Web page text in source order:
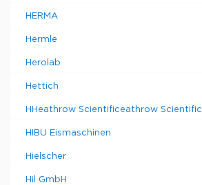
HERMA
Hermle
Herolab
Hettich
HHeathrow Scientificeathrow Scientific
HIBU Eismaschinen
Hielscher
Hil GmbH